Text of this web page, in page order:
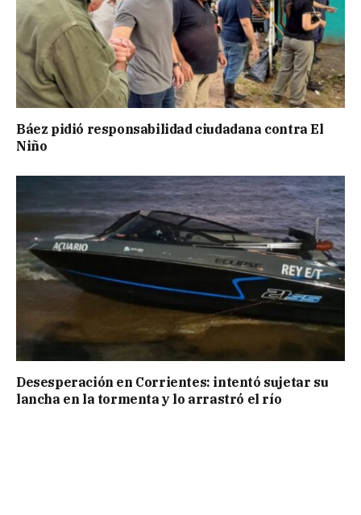
Báez pidió responsabilidad ciudadana contra El
Niño
Desesperación en Corrientes: intentó sujetar su
lancha en la tormenta y lo arrastró el río